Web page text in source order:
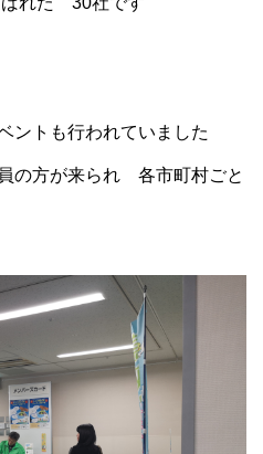
ントも行われていました
の方が来られ 各市町村ごと